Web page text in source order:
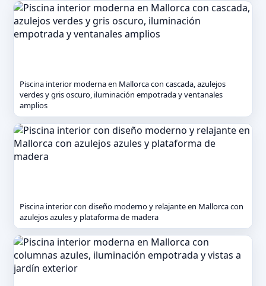
Piscina interior moderna en Mallorca con cascada, azulejos
verdes y gris oscuro, iluminación empotrada y ventanales
amplios
Piscina interior con diseño moderno y relajante en Mallorca con
azulejos azules y plataforma de madera